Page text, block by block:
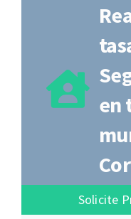
en
Solicite